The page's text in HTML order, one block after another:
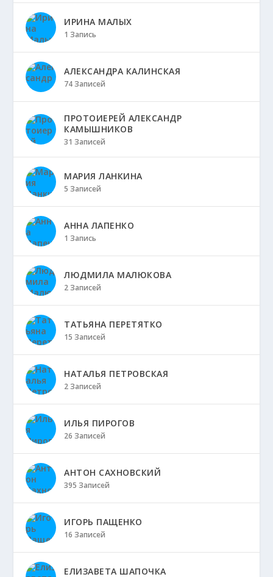
ИРИНА МАЛЫХ
1 Запись
АЛЕКСАНДРА КАЛИНСКАЯ
74 Записей
ПРОТОИЕРЕЙ АЛЕКСАНДР
КАМЫШНИКОВ
31 Записей
МАРИЯ ЛАНКИНА
5 Записей
АННА ЛАПЕНКО
1 Запись
ЛЮДМИЛА МАЛЮКОВА
2 Записей
ТАТЬЯНА ПЕРЕТЯТКО
15 Записей
НАТАЛЬЯ ПЕТРОВСКАЯ
2 Записей
ИЛЬЯ ПИРОГОВ
26 Записей
АНТОН САХНОВСКИЙ
395 Записей
ИГОРЬ ПАЩЕНКО
16 Записей
ЕЛИЗАВЕТА ШАПОЧКА